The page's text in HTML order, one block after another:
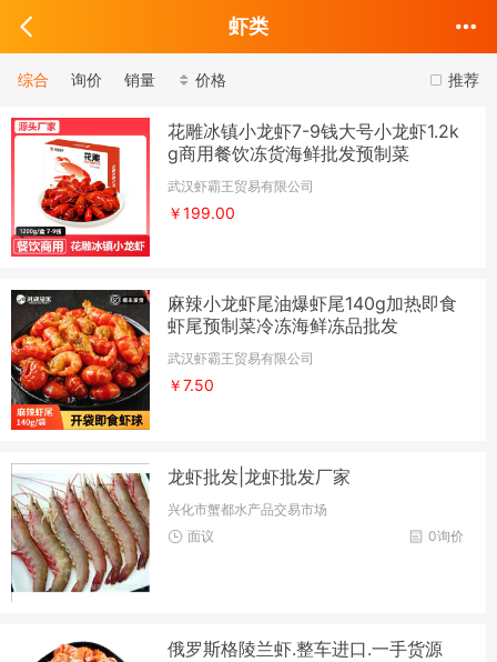
虾类
推荐
综合 询价 销量 价格
花雕冰镇小龙虾7-9钱大号小龙虾1.2k
g商用餐饮冻货海鲜批发预制菜
武汉虾霸王贸易有限公司
￥199.00
麻辣小龙虾尾油爆虾尾140g加热即食
虾尾预制菜冷冻海鲜冻品批发
武汉虾霸王贸易有限公司
￥7.50
龙虾批发|龙虾批发厂家
兴化市蟹都水产品交易市场
0询价
面议
俄罗斯格陵兰虾.整车进口.一手货源